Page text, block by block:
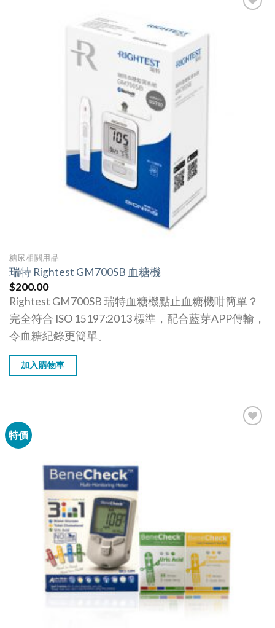
糖尿相關用品
瑞特 Rightest GM700SB 血糖機
$200.00
Rightest GM700SB 瑞特血糖機點止血糖機咁簡單？
完全符合 ISO 15197:2013 標準，配合藍芽APP傳輸，
令血糖紀錄更簡單。
加入購物車
特價